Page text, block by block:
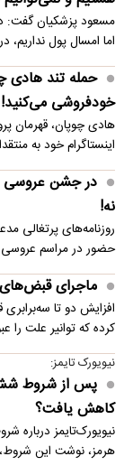
اما امسال پول نداریم،
حمله تند هادی
خودفروشی می‌کنید!
هادی چوپان، قهرمان
اینستاگرام خود به
در جشن عروسی
نه!
روزنامه‌های پرتغالی
حضور در مراسم
ماجرای
افزایش دو تا
کرده که توانیر علت را
نیویورک تایمز:
پس از شروط
کاهش یافت؟
نیویورک‌تایمز درباره
هرمز، نوشت این شروط،